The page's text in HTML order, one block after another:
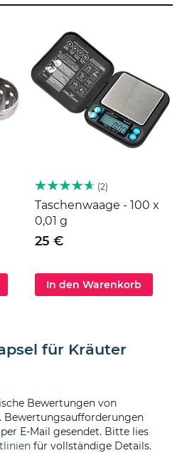
2
Taschenwaage - 100 x
0,01 g
25 €
In den Warenkorb
für Kräuter
Bewertungen von
Bewertungsaufforderungen
E-Mail gesendet. Bitte lies
für vollständige Details.